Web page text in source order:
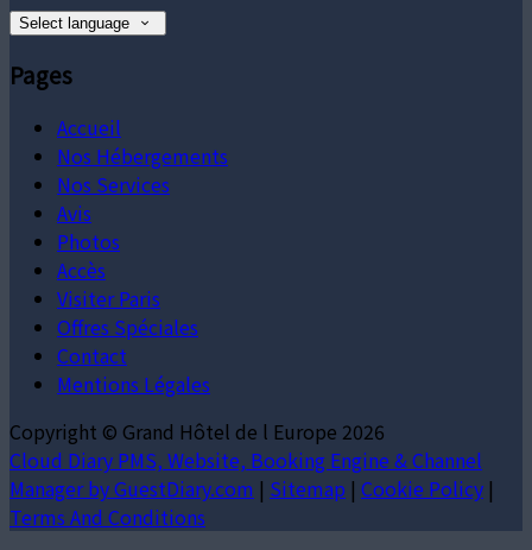
Select language
Pages
Accueil
Nos Hébergements
Nos Services
Avis
Photos
Accès
Visiter Paris
Offres Spéciales
Contact
Mentions Légales
Copyright © Grand Hôtel de l Europe 2026
Cloud Diary PMS, Website, Booking Engine & Channel
Manager by GuestDiary.com | Sitemap | Cookie Policy |
Terms And Conditions